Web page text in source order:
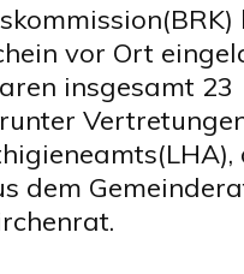
vor Ort
insgesamt 23
dem